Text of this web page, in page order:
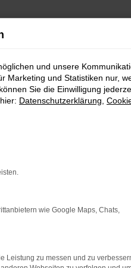
die Seite in einem
Funktionen nicht mehr
und unsere
Marketing und Statistiken nur,
Sie die Einwilligung
Datenschutzerklärung
wie Google Maps, Chats,
Leistung zu messen und zu